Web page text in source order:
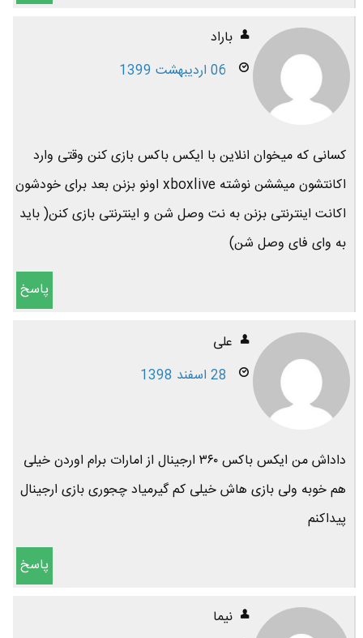
باراد
06 اردیبهشت 1399
کسانی که میخوان انلاین با ایکس باکس بازی کنن وقتی وارد
اکانتشون میششن نوشته xboxlive اونو بزنن بعد برای خودشون
اکانت اینترنتی بزنن به نت وصل شن و اینترنتی بازی کنن( باید
به وای فای وصل شن)
پاسخ
علی
28 اسفند 1398
داداش من ایکس باکس ۳۶۰ ارجینال از امارات برام اوردن خیلی
هم خوبه ولی بازی هاش خیلی کم گیرمیاد چجوری بازی ارجینال
پیداکنم
پاسخ
نیما